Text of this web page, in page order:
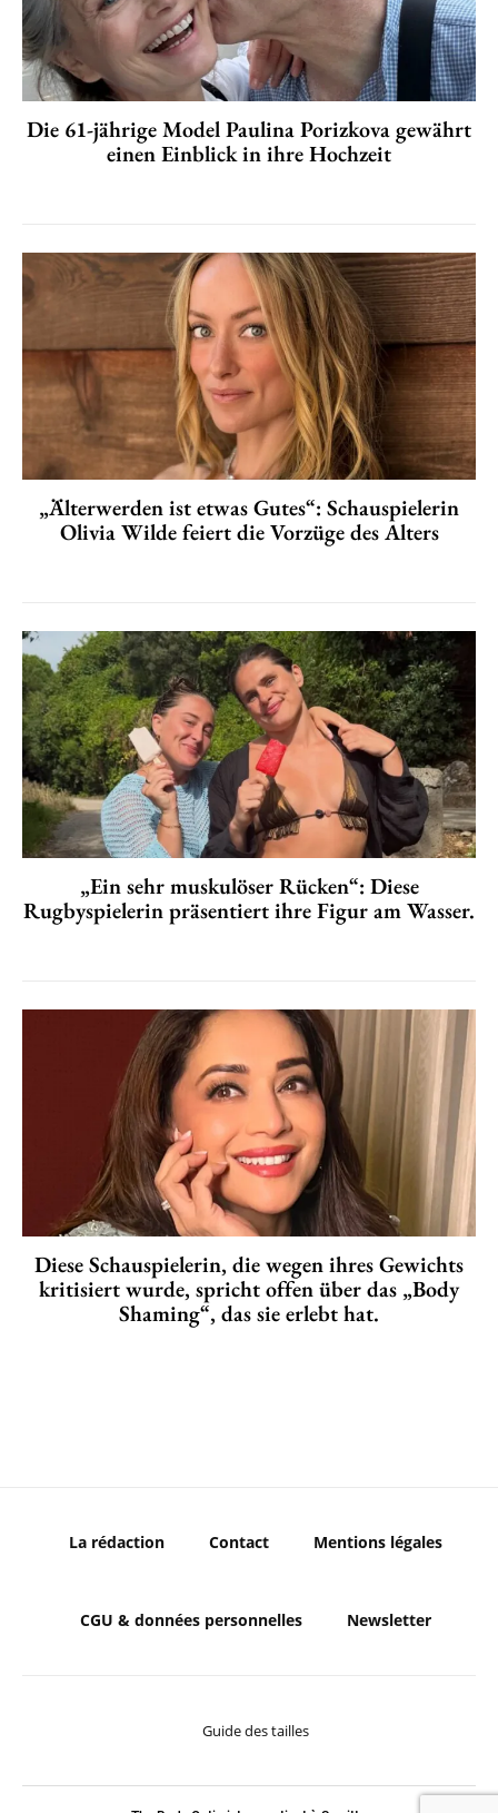
Die 61-jährige Model Paulina Porizkova gewährt
einen Einblick in ihre Hochzeit
„Älterwerden ist etwas Gutes“: Schauspielerin
Olivia Wilde feiert die Vorzüge des Alters
„Ein sehr muskulöser Rücken“: Diese
Rugbyspielerin präsentiert ihre Figur am Wasser.
Diese Schauspielerin, die wegen ihres Gewichts
kritisiert wurde, spricht offen über das „Body
Shaming“, das sie erlebt hat.
La rédaction Contact Mentions légales
CGU & données personnelles Newsletter
Guide des tailles